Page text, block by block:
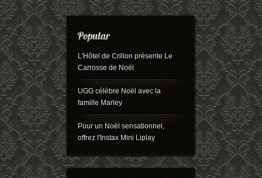
L'Hôtel de Crillon présente Le
Carrosse de Noël
UGG célèbre Noël avec la
famille Marley
Pour un Noël sensationnel,
offrez l'Instax Mini Liplay